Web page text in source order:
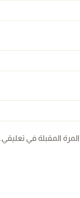
المقبلة في تعليقي.